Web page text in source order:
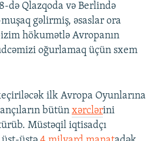
də Qlazqoda və Berlində
gəlirmiş, əsaslar ora
hökumətlə Avropanın
oğurlamaq üçün sxem
ilk Avropa Oyunlarına
bütün xərclərini
Müstəqil iqtisadçı